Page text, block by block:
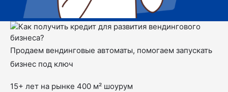
Продаем вендинговые автоматы, помогаем запускать
бизнес под ключ
15+ лет на рынке 400 м² шоурум